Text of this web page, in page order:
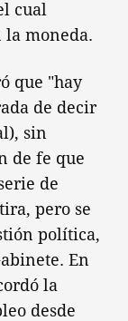
cual
moneda.
que "hay
de decir
sin
de fe que
de
pero se
política,
En
la
desde